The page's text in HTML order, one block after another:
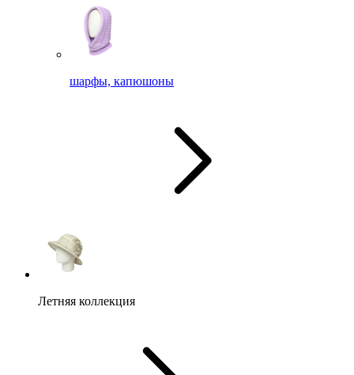
шарфы, капюшоны
Летняя коллекция